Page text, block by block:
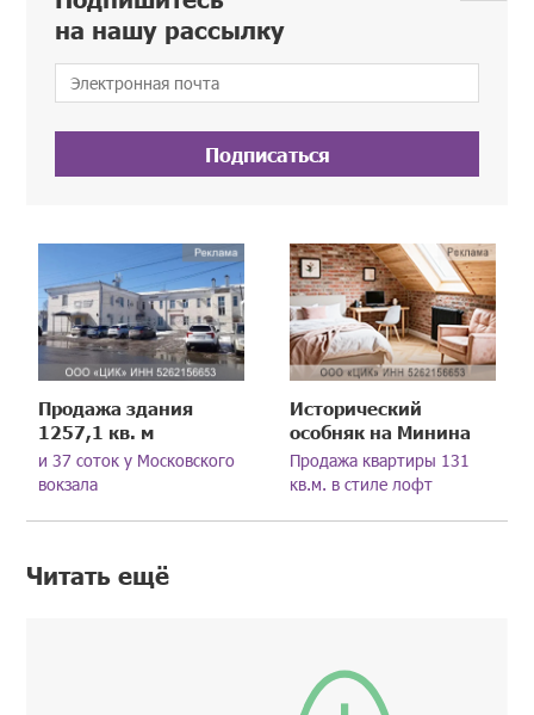
на нашу рассылку
Подписаться
Продажа здания
1257,1 кв. м
и 37 соток у Московского
вокзала
Исторический
особняк на Минина
Продажа квартиры 131
кв.м. в стиле лофт
Читать ещё